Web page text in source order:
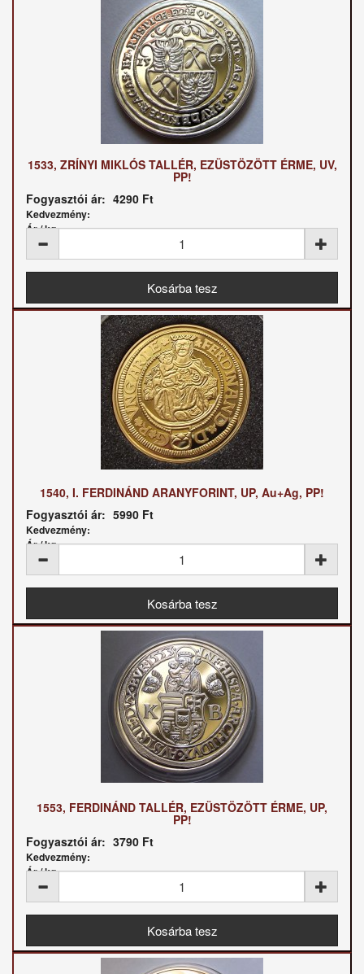
1533, ZRÍNYI MIKLÓS TALLÉR, EZÜSTÖZÖTT ÉRME, UV,
PP!
Fogyasztói ár: 4290 Ft
Kedvezmény:
Ár / kg:
1540, I. FERDINÁND ARANYFORINT, UP, Au+Ag, PP!
Fogyasztói ár: 5990 Ft
Kedvezmény:
Ár / kg:
1553, FERDINÁND TALLÉR, EZÜSTÖZÖTT ÉRME, UP,
PP!
Fogyasztói ár: 3790 Ft
Kedvezmény:
Ár / kg: